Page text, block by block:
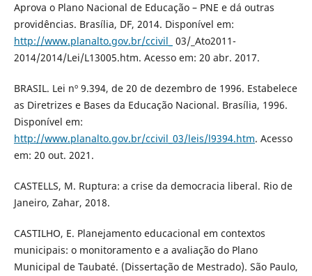
Aprova o Plano Nacional de Educação – PNE e dá outras
providências. Brasília, DF, 2014. Disponível em:
http://www.planalto.gov.br/ccivil_ 03/_Ato2011-
2014/2014/Lei/L13005.htm. Acesso em: 20 abr. 2017.
BRASIL. Lei nº 9.394, de 20 de dezembro de 1996. Estabelece
as Diretrizes e Bases da Educação Nacional. Brasília, 1996.
Disponível em:
http://www.planalto.gov.br/ccivil_03/leis/l9394.htm. Acesso
em: 20 out. 2021.
CASTELLS, M. Ruptura: a crise da democracia liberal. Rio de
Janeiro, Zahar, 2018.
CASTILHO, E. Planejamento educacional em contextos
municipais: o monitoramento e a avaliação do Plano
Municipal de Taubaté. (Dissertação de Mestrado). São Paulo,